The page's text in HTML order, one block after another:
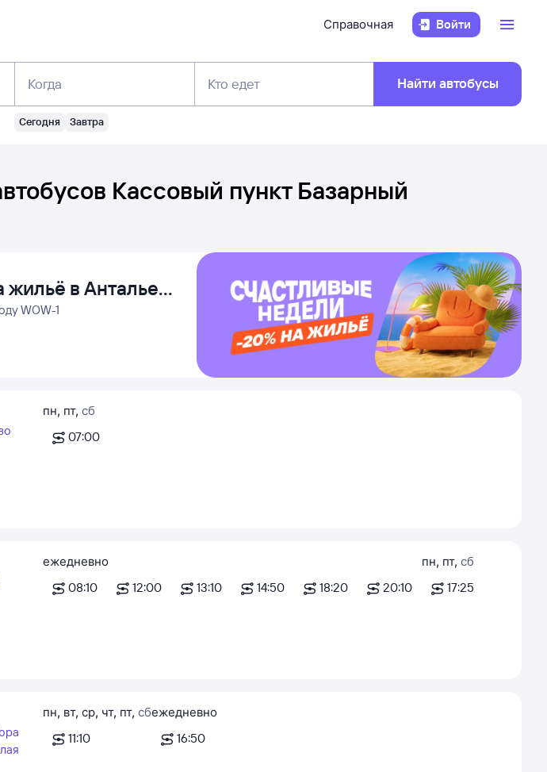
Справочная Войти
Когда
Сегодня Завтра
Кто едет Найти автобусы
Кассовый пункт Базарный
жильё в Анталье
WOW-1
пн, пт, сб
07:00
ежедневно
08:10
12:00 13:10 14:50 18:20 20:10
пн, пт, сб
17:25
пн, вт, ср, чт, пт, сб
11:10
ежедневно
16:50